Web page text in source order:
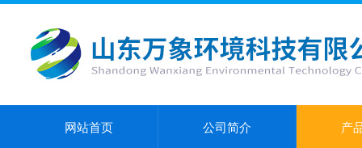
网站首页 公司简介 产